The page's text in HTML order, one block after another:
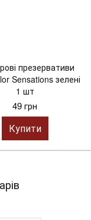
презервативи
Sensations зелені
1 шт
49 грн
Купити